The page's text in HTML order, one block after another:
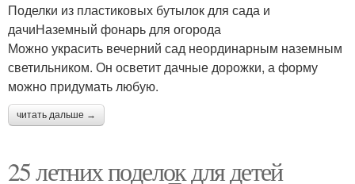
Пластиковые поделки Поделки с малышами
Поделки из втулки
Поделки из пластиковых бутылок для сада и
дачиНаземный фонарь для огорода
Можно украсить вечерний сад неординарным наземным
светильником. Он осветит дачные дорожки, а форму
можно придумать любую.
читать дальше →
25 летних поделок для детей